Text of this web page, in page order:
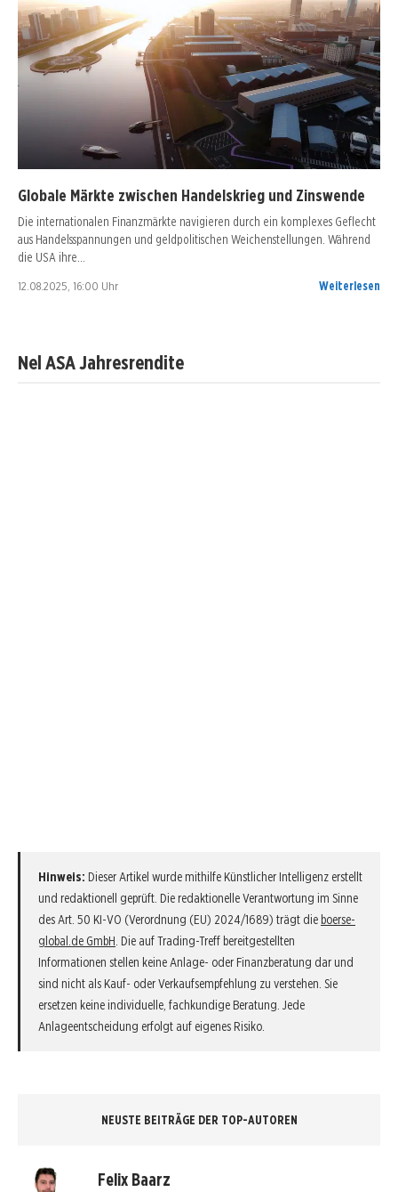
Globale Märkte zwischen Handelskrieg und Zinswende
Die internationalen Finanzmärkte navigieren durch ein komplexes Geflecht
aus Handelsspannungen und geldpolitischen Weichenstellungen. Während
die USA ihre…
12.08.2025, 16:00 Uhr Weiterlesen
Nel ASA Jahresrendite
Hinweis: Dieser Artikel wurde mithilfe Künstlicher Intelligenz erstellt
und redaktionell geprüft. Die redaktionelle Verantwortung im Sinne
des Art. 50 KI-VO (Verordnung (EU) 2024/1689) trägt die boerse-
global.de GmbH . Die auf Trading-Treff bereitgestellten
Informationen stellen keine Anlage- oder Finanzberatung dar und
sind nicht als Kauf- oder Verkaufsempfehlung zu verstehen. Sie
ersetzen keine individuelle, fachkundige Beratung. Jede
Anlageentscheidung erfolgt auf eigenes Risiko.
NEUSTE BEITRÄGE DER TOP-AUTOREN
Felix Baarz